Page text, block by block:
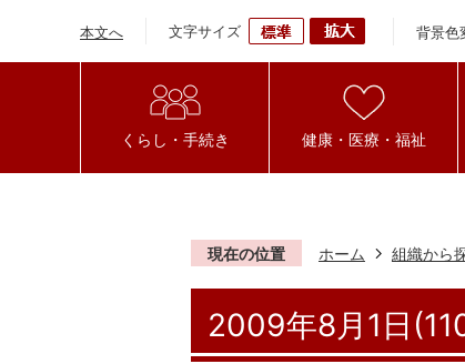
本文へ 文字サイズ 背景色
くらし・手続き 健康・医療・福祉
現在の位置 ホーム 組織から
2009年8月1日